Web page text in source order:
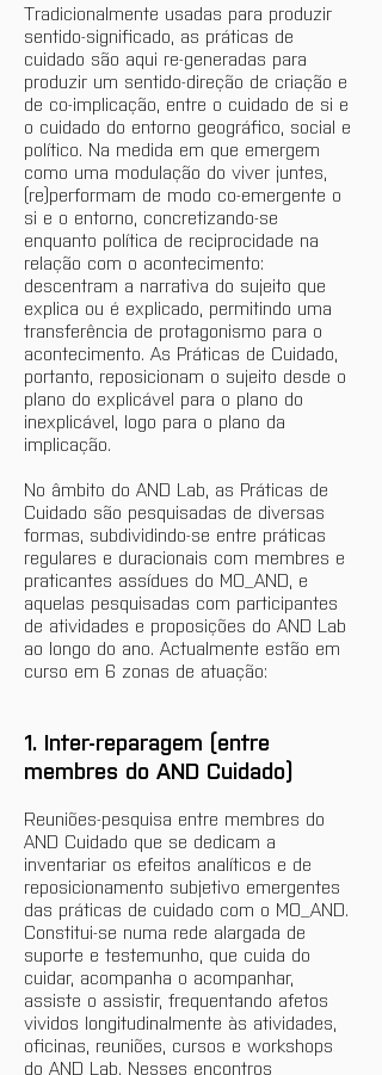
Tradicionalmente usadas para produzir
sentido-significado, as práticas de
cuidado são aqui re-generadas para
produzir um sentido-direção de criação e
de co-implicação, entre o cuidado de si e
o cuidado do entorno geográfico, social e
político. Na medida em que emergem
como uma modulação do viver juntes,
(re)performam de modo co-emergente o
si e o entorno, concretizando-se
enquanto política de reciprocidade na
relação com o acontecimento:
descentram a narrativa do sujeito que
explica ou é explicado, permitindo uma
transferência de protagonismo para o
acontecimento. As Práticas de Cuidado,
portanto, reposicionam o sujeito desde o
plano do explicável para o plano do
inexplicável, logo para o plano da
implicação.
No âmbito do AND Lab, as Práticas de
Cuidado são pesquisadas de diversas
formas, subdividindo-se entre práticas
regulares e duracionais com membres e
praticantes assídues do MO_AND, e
aquelas pesquisadas com participantes
de atividades e proposições do AND Lab
ao longo do ano. Actualmente estão em
curso em 6 zonas de atuação:
1. Inter-reparagem (entre
membres do AND Cuidado)
Reuniões-pesquisa entre membres do
AND Cuidado que se dedicam a
inventariar os efeitos analíticos e de
reposicionamento subjetivo emergentes
das práticas de cuidado com o MO_AND.
Constitui-se numa rede alargada de
suporte e testemunho, que cuida do
cuidar, acompanha o acompanhar,
assiste o assistir, frequentando afetos
vividos longitudinalmente às atividades,
oficinas, reuniões, cursos e workshops
do AND Lab. Nesses encontros